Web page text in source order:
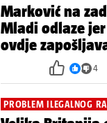
Marković na
Mladi odlaze
ovdje
4
PROBLEM ILEGALNOG